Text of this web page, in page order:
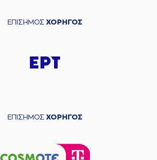
ΕΠΙΣΗΜΟΣ ΧΟΡΗΓΟΣ
ΕΠΙΣΗΜΟΣ ΧΟΡΗΓΟΣ